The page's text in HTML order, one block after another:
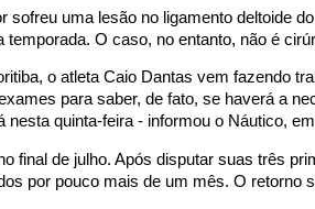
uma lesão no ligamento deltoide
O caso, no entanto, não é
o atleta Caio Dantas vem fazendo
para saber, de fato, se haverá a
quinta-feira - informou o Náutico,
final de julho. Após disputar suas três
por pouco mais de um mês. O retorno